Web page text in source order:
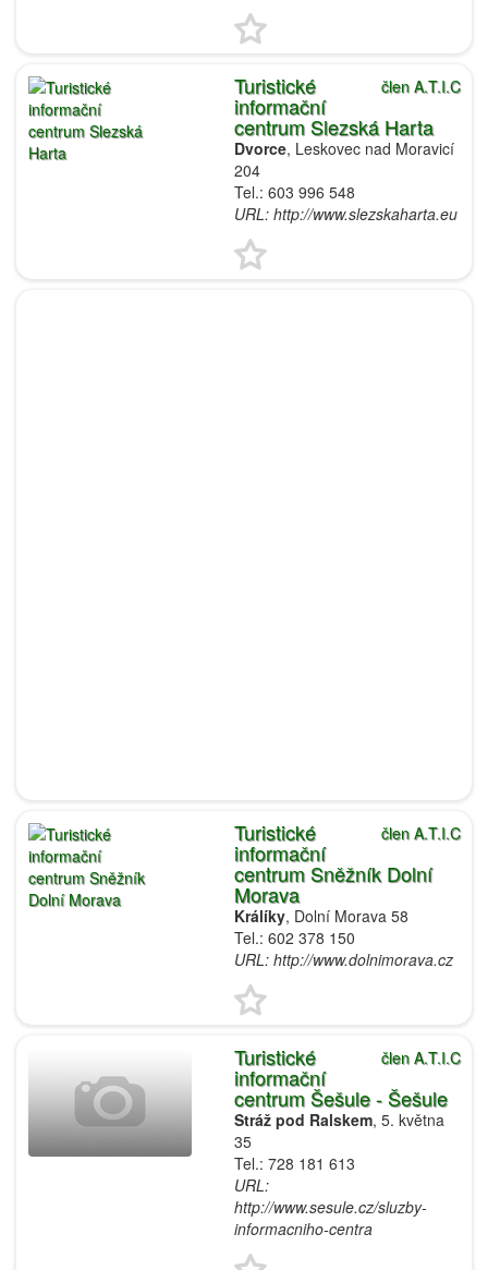
člen A.T.I.C
Turistické
informační
centrum Slezská Harta
Dvorce, Leskovec nad Moravicí
204
Tel.: 603 996 548
URL: http://www.slezskaharta.eu
člen A.T.I.C
Turistické
informační
centrum Sněžník Dolní
Morava
Králíky, Dolní Morava 58
Tel.: 602 378 150
URL: http://www.dolnimorava.cz
člen A.T.I.C
Turistické
informační
centrum Šešule - Šešule
Stráž pod Ralskem, 5. května
35
Tel.: 728 181 613
URL:
http://www.sesule.cz/sluzby-
informacniho-centra